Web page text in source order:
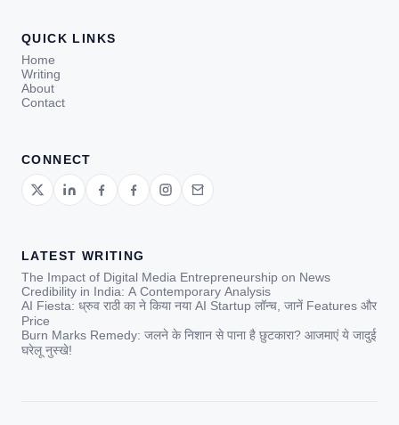
QUICK LINKS
Home
Writing
About
Contact
CONNECT
LATEST WRITING
The Impact of Digital Media Entrepreneurship on News
Credibility in India: A Contemporary Analysis
AI Fiesta: ध्रुव राठी का ने किया नया AI Startup लॉन्च, जानें Features और
Price
Burn Marks Remedy: जलने के निशान से पाना है छुटकारा? आजमाएं ये जादुई
घरेलू नुस्खे!